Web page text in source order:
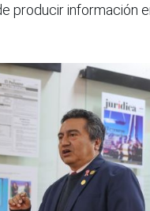
producir información